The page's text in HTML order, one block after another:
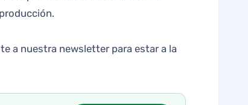
a nuestra newsletter para estar a la